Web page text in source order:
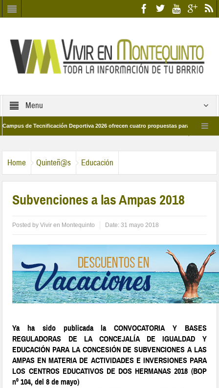
Menu
de Tecnificación Deportiva 2026 ofrecen cuatro propuestas para disfrutar del
Home Quinteñ@s Educación
Subvenciones a las Ampas 2018
Posted byVivir en Montequinto Date:31 mayo 2018
Ya ha sido publicada la CONVOCATORIA Y BASES
REGULADORAS DE LA CONCEJALÍA DE IGUALDAD Y
EDUCACIÓN PARA LA CONCESIÓN DE SUBVENCIONES A LAS
AMPAS EN MATERIA DE ACTIVIDADES E INVERSIONES PARA
LOS CENTROS EDUCATIVOS DE DOS HERMANAS 2018 (BOP
nº 104, del 8 de mayo)